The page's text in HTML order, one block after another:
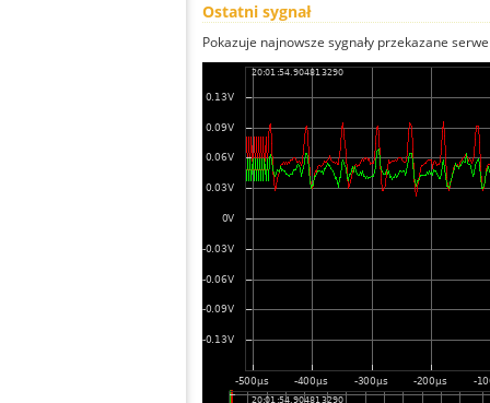
Ostatni sygnał
Pokazuje najnowsze sygnały przekazane